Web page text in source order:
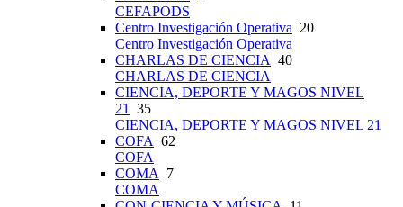
CEFAPODS
Centro Investigación Operativa 20
Centro Investigación Operativa
CHARLAS DE CIENCIA 40
CHARLAS DE CIENCIA
CIENCIA, DEPORTE Y MAGOS NIVEL
21 35
CIENCIA, DEPORTE Y MAGOS NIVEL 21
COFA 62
COFA
COMA 7
COMA